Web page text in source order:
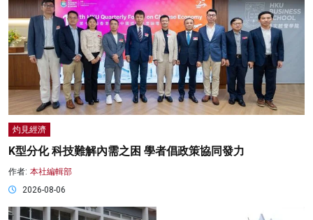
灼見經濟
K型分化 科技難解內需之困 學者倡政策協同發力
作者: 本社編輯部
2026-08-06